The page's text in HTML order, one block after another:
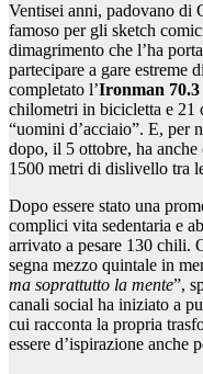
Ventisei anni, padovano di
famoso per gli sketch
dimagrimento che l’ha
partecipare a gare estreme
completato l’Ironman
chilometri in bicicletta e 21
“uomini d’acciaio”. E, per
dopo, il 5 ottobre, ha
1500 metri di dislivello tra
Dopo essere stato una
complici vita sedentaria e
arrivato a pesare 130 chili.
segna mezzo quintale in
ma soprattutto la mente”,
canali social ha iniziato a
cui racconta la propria
essere d’ispirazione anche